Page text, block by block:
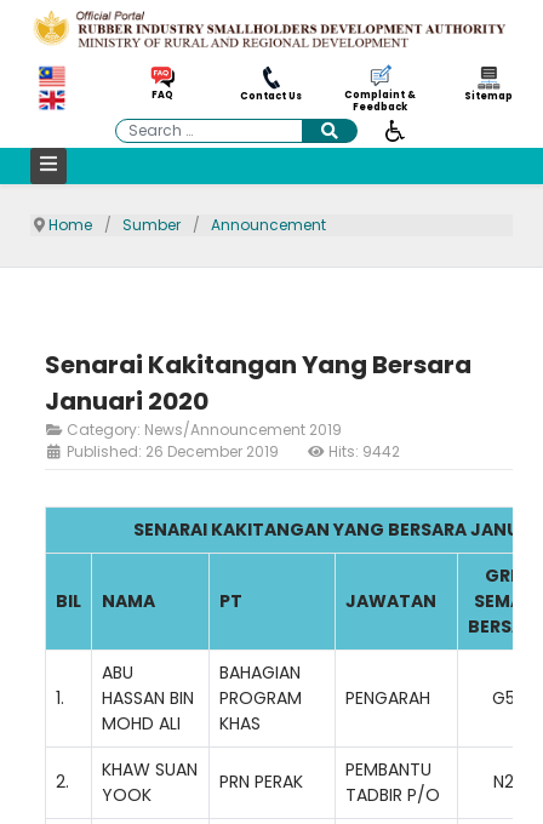
FAQ Contact Us
Complaint &
Feedback
Sitemap
Search
Home Sumber Announcement
Senarai Kakitangan Yang Bersara
Januari 2020
Category: News/Announcement 2019
Published: 26 December 2019
Hits: 9442
SENARAI KAKITANGAN YANG BERSARA
BIL NAMA PT JAWATAN
GRED
1.
ABU
HASSAN BIN
MOHD ALI
BAHAGIAN
PROGRAM
KHAS
PENGARAH G54
2.
KHAW SUAN
YOOK
PRN PERAK
PEMBANTU
TADBIR P/O
N26